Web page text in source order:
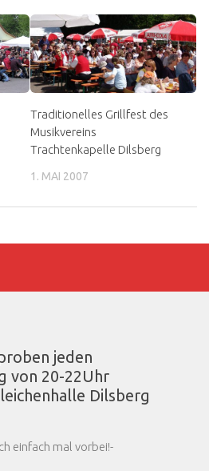
Traditionelles Grillfest des
Musikvereins
Trachtenkapelle Dilsberg
1. MAI 2007
jeden
von 20-22Uhr
Dilsberg
einfach mal vorbei!-